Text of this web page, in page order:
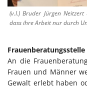
(v.l.) Bruder Jürgen
dass ihre Arbeit nur durch
Frauenberatungsstelle
An die
Frauen und Männer
Gewalt erlebt haben